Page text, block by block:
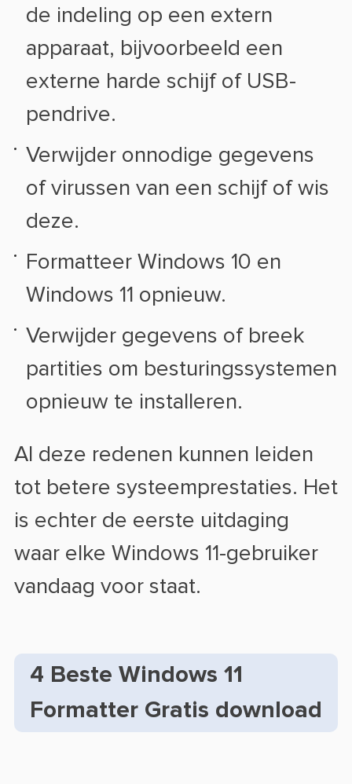
de indeling op een extern
apparaat, bijvoorbeeld een
externe harde schijf of USB-
pendrive.
Verwijder onnodige gegevens
of virussen van een schijf of wis
deze.
Formatteer Windows 10 en
Windows 11 opnieuw.
Verwijder gegevens of breek
partities om besturingssystemen
opnieuw te installeren.
Al deze redenen kunnen leiden
tot betere systeemprestaties. Het
is echter de eerste uitdaging
waar elke Windows 11-gebruiker
vandaag voor staat.
4 Beste Windows 11
Formatter Gratis download